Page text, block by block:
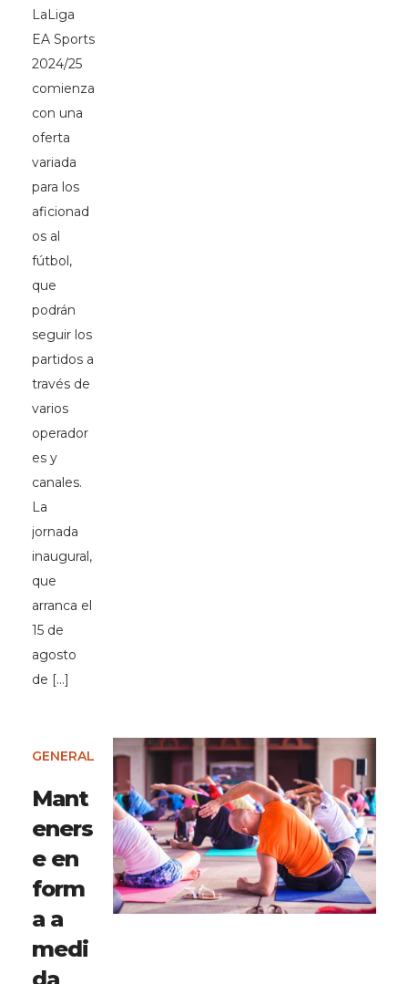
LaLiga
EA Sports
2024/25
comienza
con una
oferta
variada
para los
aficionad
os al
fútbol,
que
podrán
seguir los
partidos a
través de
varios
operador
es y
canales.
La
jornada
inaugural,
que
arranca el
15 de
agosto
de […]
GENERAL
Mant
eners
e en
form
a a
medi